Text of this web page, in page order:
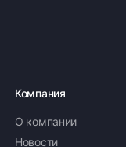
Компания
О компании
Новости